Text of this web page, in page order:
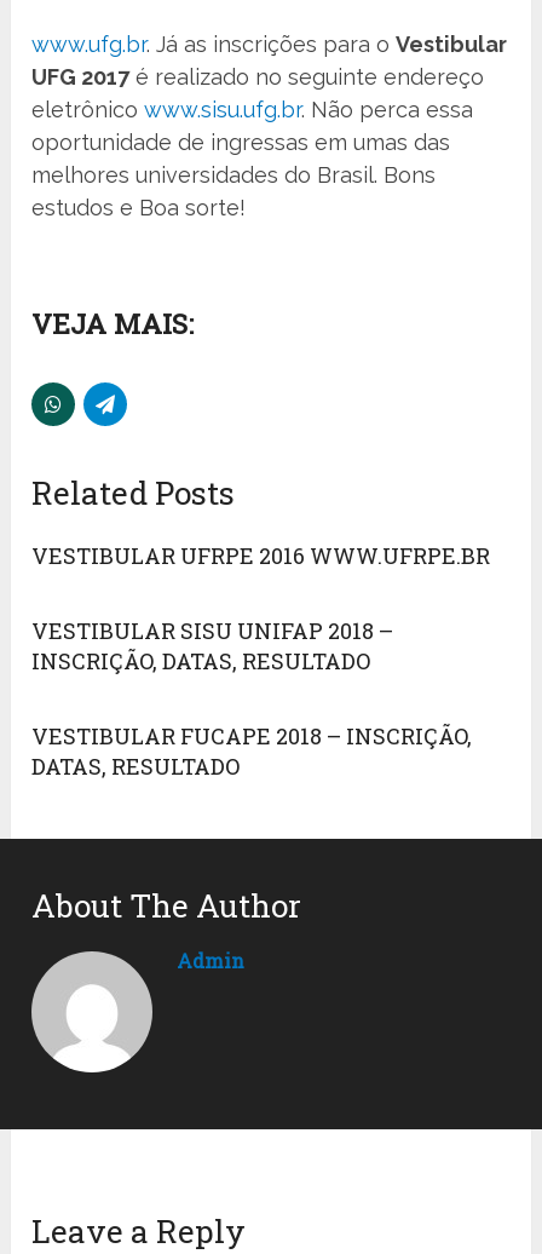
www.ufg.br. Já as inscrições para oVestibular
UFG 2017é realizado no seguinte endereço
eletrônicowww.sisu.ufg.br. Não perca essa
oportunidade de ingressas em umas das
melhores universidades do Brasil. Bons
estudos e Boa sorte!
VEJA MAIS:
Related Posts
VESTIBULAR UFRPE 2016 WWW.UFRPE.BR
VESTIBULAR SISU UNIFAP 2018 –
INSCRIÇÃO, DATAS, RESULTADO
VESTIBULAR FUCAPE 2018 – INSCRIÇÃO,
DATAS, RESULTADO
About The Author
Admin
Leave a Reply